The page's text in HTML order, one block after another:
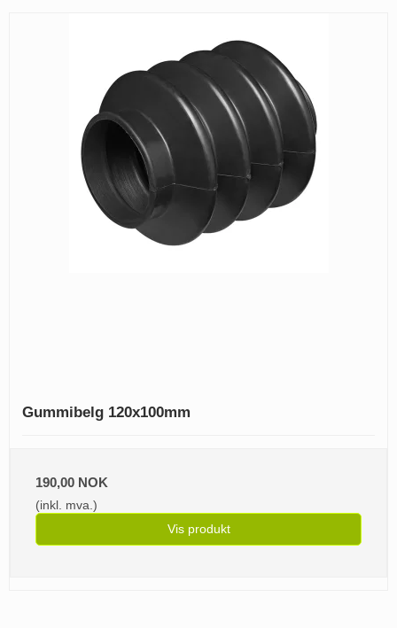
Gummibelg 120x100mm
190,00 NOK
(inkl. mva.)
Vis produkt